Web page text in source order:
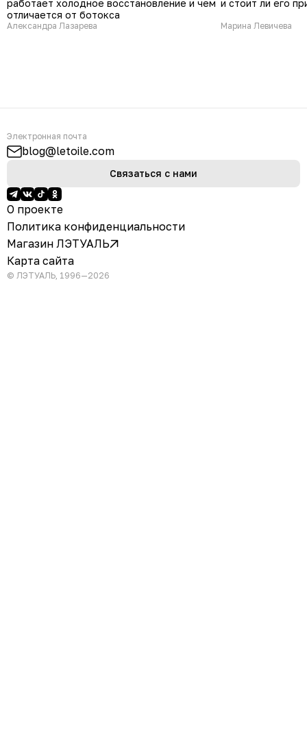
работает холодное восстановление и чем
отличается от ботокса
Александра Лазарева
и стоит ли его
Марина Левичева
Электронная почта
blog@letoile.com
Связаться с нами
О проекте
Политика конфиденциальности
Магазин ЛЭТУАЛЬ
Карта сайта
© ЛЭТУАЛЬ, 1996—2026